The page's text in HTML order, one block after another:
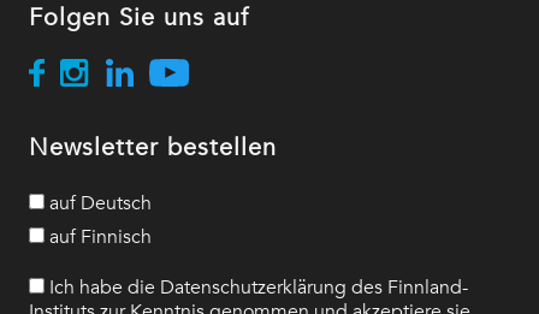
Folgen Sie uns auf
Newsletter bestellen
auf Deutsch
auf Finnisch
Ich habe die Datenschutzerklärung des Finnland-